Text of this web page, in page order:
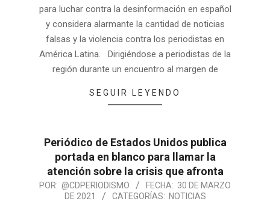
para luchar contra la desinformación en español
y considera alarmante la cantidad de noticias
falsas y la violencia contra los periodistas en
América Latina. Dirigiéndose a periodistas de la
región durante un encuentro al margen de
SEGUIR LEYENDO
Periódico de Estados Unidos publica
portada en blanco para llamar la
atención sobre la crisis que afronta
POR: @CDPERIODISMO FECHA: 30 DE MARZO
DE 2021
CATEGORÍAS: NOTICIAS